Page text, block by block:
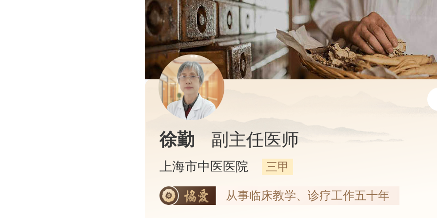
徐勤 副主任医师
上海市中医医院 三甲
从事临床教学、诊疗工作五十年